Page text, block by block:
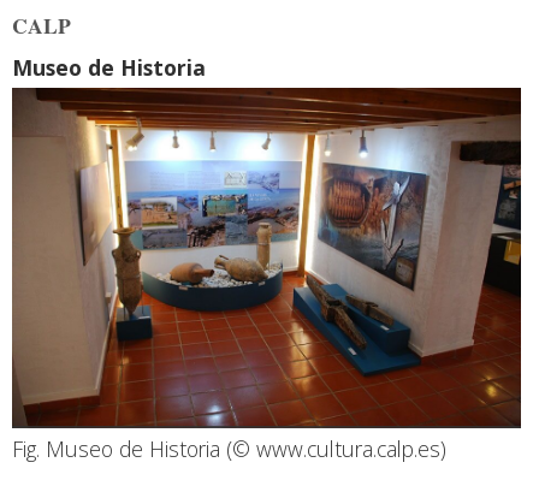
CALP
Museo de Historia
Fig. Museo de Historia (© www.cultura.calp.es)